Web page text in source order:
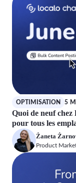
OPTIMISATION 5
Quoi de neuf
pour tous les
Żaneta
Product